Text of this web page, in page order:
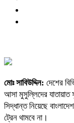
মোঃ সাবিউদ্দিন: দেশের
আসা মুসুল্লিদের যাতায়াত
সিদ্ধান্ত নিয়েছে
ট্রেন থামবে না।